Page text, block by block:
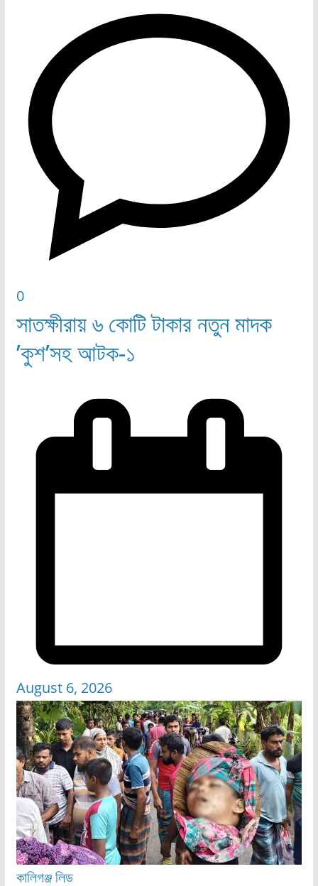
0
সাতক্ষীরায় ৬ কোটি টাকার নতুন মাদক
’কুশ’সহ আটক-১
August 6, 2026
কালিগঞ্জলিড